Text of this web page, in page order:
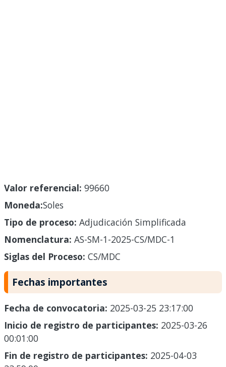
Valor referencial: 99660
Moneda:Soles
Tipo de proceso: Adjudicación Simplificada
Nomenclatura: AS-SM-1-2025-CS/MDC-1
Siglas del Proceso: CS/MDC
Fechas importantes
Fecha de convocatoria: 2025-03-25 23:17:00
Inicio de registro de participantes: 2025-03-26
00:01:00
Fin de registro de participantes: 2025-04-03